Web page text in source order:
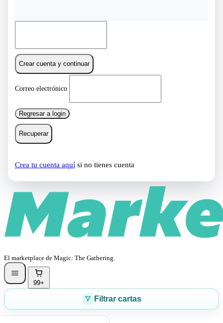
Crear cuenta y continuar
Correo electrónico
Regresar a login
Recuperar
Crea tu cuenta aquísi no tienes cuenta
El marketplace de Magic: The Gathering.
99+
Filtrar cartas